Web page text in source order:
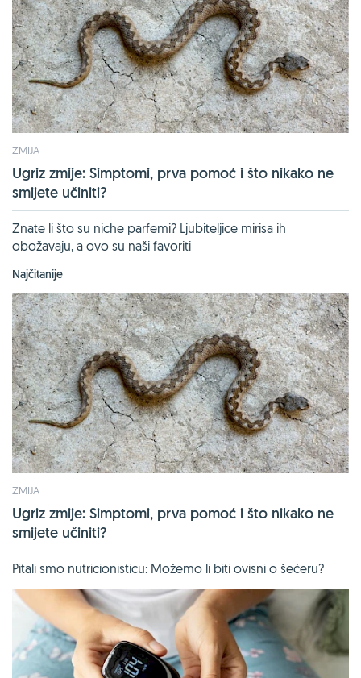
ZMIJA
Ugriz zmije: Simptomi, prva pomoć i što nikako ne
smijete učiniti?
Znate li što su niche parfemi? Ljubiteljice mirisa ih
obožavaju, a ovo su naši favoriti
Najčitanije
ZMIJA
Ugriz zmije: Simptomi, prva pomoć i što nikako ne
smijete učiniti?
Pitali smo nutricionisticu: Možemo li biti ovisni o šećeru?